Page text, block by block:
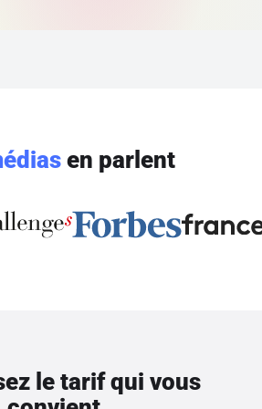
en parlent
le tarif qui vous